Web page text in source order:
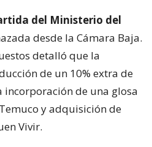
del Ministerio del
desde la Cámara Baja.
detalló que la
de un 10% extra de
incorporación de una glosa
y adquisición de
Vivir.